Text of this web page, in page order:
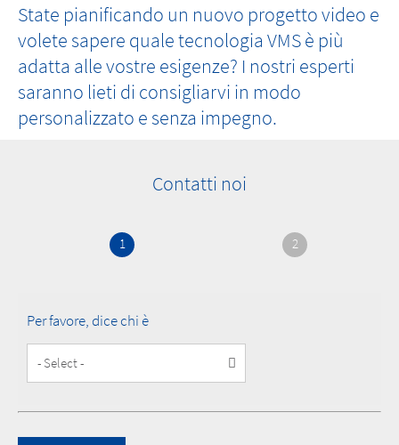
State pianificando un nuovo progetto video e
volete sapere quale tecnologia VMS è più
adatta alle vostre esigenze? I nostri esperti
saranno lieti di consigliarvi in modo
personalizzato e senza impegno.
Contatti noi
1 2
Per favore, dice chi è
Type